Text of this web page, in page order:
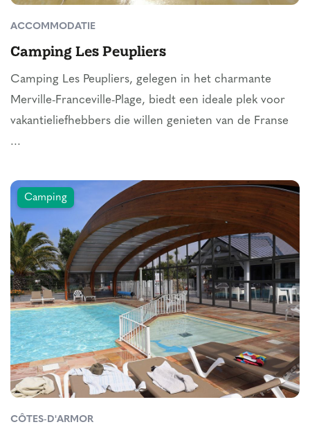
ACCOMMODATIE
Camping Les Peupliers
Camping Les Peupliers, gelegen in het charmante
Merville-Franceville-Plage, biedt een ideale plek voor
vakantieliefhebbers die willen genieten van de Franse
...
Camping
CÔTES-D'ARMOR